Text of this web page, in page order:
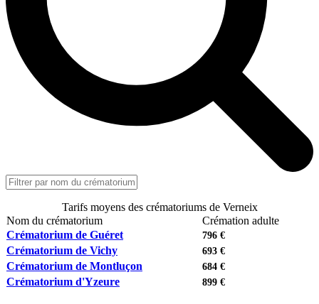
Tarifs moyens des crématoriums de Verneix
Nom du crématorium
Crémation adulte
Crématorium de Guéret
796 €
Crématorium de Vichy 693 €
Crématorium de Montluçon 684 €
Crématorium d'Yzeure 899 €